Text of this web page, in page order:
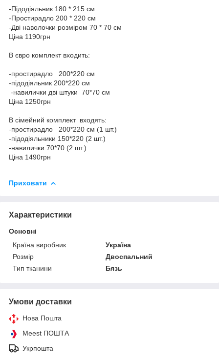
-Підодіяльник 180 * 215 см
-Простирадло 200 * 220 см
-Дві наволочки розміром 70 * 70 см
Ціна 1190грн
В євро комплект входить:
-простирадло 200*220 см
-підодіяльник 200*220 см
-навилички дві штуки 70*70 см
Ціна 1250грн
В сімейний комплект входять:
-простирадло 200*220 см (1 шт.)
-підодіяльники 150*220 (2 шт.)
-навилички 70*70 (2 шт.)
Ціна 1490грн
Приховати
Характеристики
Основні
Країна виробник
Україна
Розмір
Двоспальний
Тип тканини
Бязь
Умови доставки
Нова Пошта
Meest ПОШТА
Укрпошта